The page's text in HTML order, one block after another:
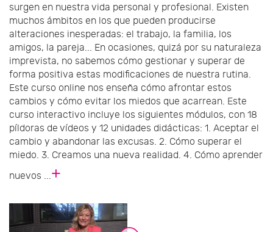
surgen en nuestra vida personal y profesional. Existen
muchos ámbitos en los que pueden producirse
alteraciones inesperadas: el trabajo, la familia, los
amigos, la pareja... En ocasiones, quizá por su naturaleza
imprevista, no sabemos cómo gestionar y superar de
forma positiva estas modificaciones de nuestra rutina.
Este curso online nos enseña cómo afrontar estos
cambios y cómo evitar los miedos que acarrean. Este
curso interactivo incluye los siguientes módulos, con 18
píldoras de vídeos y 12 unidades didácticas: 1. Aceptar el
cambio y abandonar las excusas. 2. Cómo superar el
miedo. 3. Creamos una nueva realidad. 4. Cómo aprender
nuevos ...+